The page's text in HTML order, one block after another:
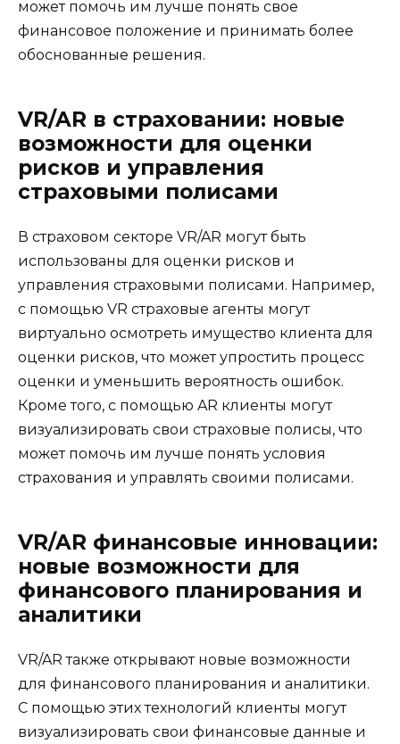
может помочь им лучше понять свое
финансовое положение и принимать более
обоснованные решения.
VR/AR в страховании: новые
возможности для оценки
рисков и управления
страховыми полисами
В страховом секторе VR/AR могут быть
использованы для оценки рисков и
управления страховыми полисами. Например,
с помощью VR страховые агенты могут
виртуально осмотреть имущество клиента для
оценки рисков, что может упростить процесс
оценки и уменьшить вероятность ошибок.
Кроме того, с помощью AR клиенты могут
визуализировать свои страховые полисы, что
может помочь им лучше понять условия
страхования и управлять своими полисами.
VR/AR финансовые инновации:
новые возможности для
финансового планирования и
аналитики
VR/AR также открывают новые возможности
для финансового планирования и аналитики.
С помощью этих технологий клиенты могут
визуализировать свои финансовые данные и